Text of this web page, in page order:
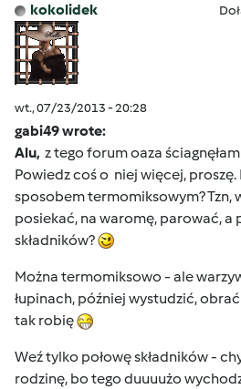
kokolidek
wt., 07/23/2013 - 20:28
gabi49 wrote:
Alu, z tego forum oaza ściagnęłam
Powiedz coś o niej więcej, proszę.
sposobem termomiksowym? Tzn,
posiekać, na waromę, parować,
składników?
Można termomiksowo - ale
łupinach, później wystudzić,
tak robię
Weź tylko połowę składników -
rodzinę, bo tego duuuużo